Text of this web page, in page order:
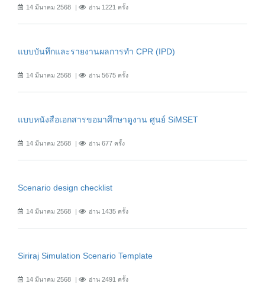
14 มีนาคม 2568 อ่าน 1221 ครั้ง
แบบบันทึกและรายงานผลการทำ CPR (IPD)
14 มีนาคม 2568 อ่าน 5675 ครั้ง
แบบหนังสือเอกสารขอมาศึกษาดูงาน ศูนย์ SiMSET
14 มีนาคม 2568 อ่าน 677 ครั้ง
Scenario design checklist
14 มีนาคม 2568 อ่าน 1435 ครั้ง
Siriraj Simulation Scenario Template
14 มีนาคม 2568 อ่าน 2491 ครั้ง